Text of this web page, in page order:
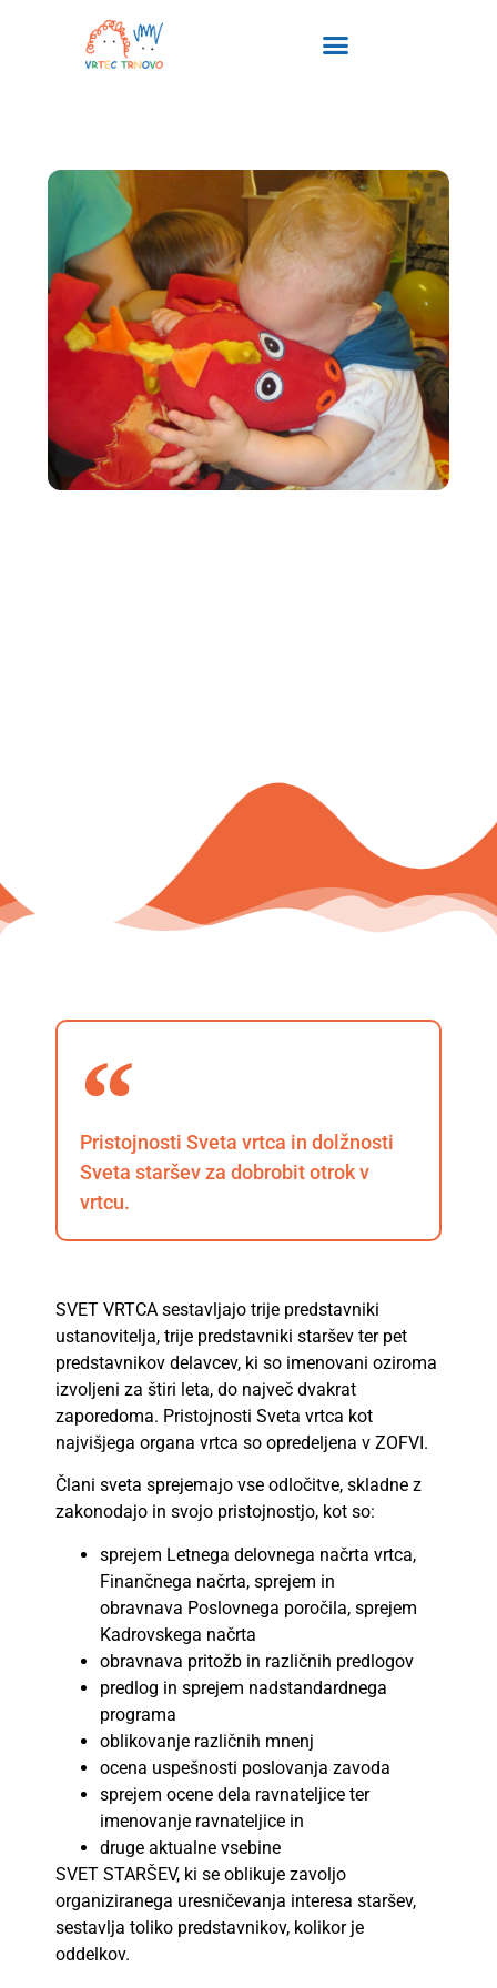
Pristojnosti Sveta vrtca in dolžnosti
Sveta staršev za dobrobit otrok v
vrtcu.
SVET VRTCA sestavljajo trije predstavniki
ustanovitelja, trije predstavniki staršev ter pet
predstavnikov delavcev, ki so imenovani oziroma
izvoljeni za štiri leta, do največ dvakrat
zaporedoma. Pristojnosti Sveta vrtca kot
najvišjega organa vrtca so opredeljena v ZOFVI.​
​Člani sveta sprejemajo vse odločitve, skladne z
zakonodajo in svojo pristojnostjo, kot so:
sprejem Letnega delovnega načrta vrtca,
Finančnega načrta, sprejem in
obravnava Poslovnega poročila, sprejem
Kadrovskega načrta
obravnava pritožb in različnih predlogov
predlog in sprejem nadstandardnega
programa
oblikovanje različnih mnenj
ocena uspešnosti poslovanja zavoda
sprejem ocene dela ravnateljice ter
imenovanje ravnateljice in
druge aktualne vsebine
SVET STARŠEV, ki se oblikuje zavoljo
organiziranega uresničevanja interesa staršev,
sestavlja toliko predstavnikov, kolikor je
oddelkov.